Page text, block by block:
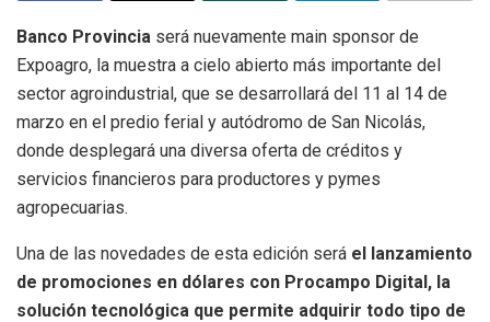
Banco Provincia será nuevamente main sponsor de
Expoagro, la muestra a cielo abierto más importante del
sector agroindustrial, que se desarrollará del 11 al 14 de
marzo en el predio ferial y autódromo de San Nicolás,
donde desplegará una diversa oferta de créditos y
servicios financieros para productores y pymes
agropecuarias.
Una de las novedades de esta edición será el lanzamiento
de promociones en dólares con Procampo Digital, la
solución tecnológica que permite adquirir todo tipo de